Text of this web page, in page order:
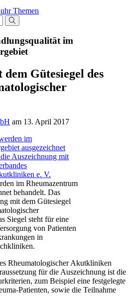
Themen
im
Gütesiegel des
am 13. April 2017
im Rheumazentrum
behandelt. Das
mit dem Gütesiegel
Siegel steht für eine
von Patienten
in
Rheumatologischer Akutkliniken
für die Auszeichnung ist die
zum Beispiel eine festgelegte
Patienten, sowie die Teilnahme